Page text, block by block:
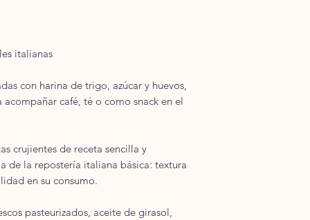
italianas
con harina de trigo, azúcar y huevos,
acompañar café, té o como snack en el
crujientes de receta sencilla y
de la repostería italiana básica: textura
en su consumo.
pasteurizados, aceite de girasol,